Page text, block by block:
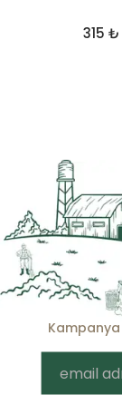
315 ₺